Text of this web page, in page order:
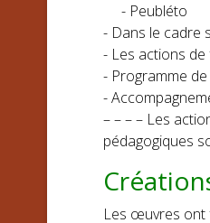
- Peubléto
- Dans le cadre
- Les actions
- Programme
-
– – – – Les
pédagogiques
Les œuvres ont